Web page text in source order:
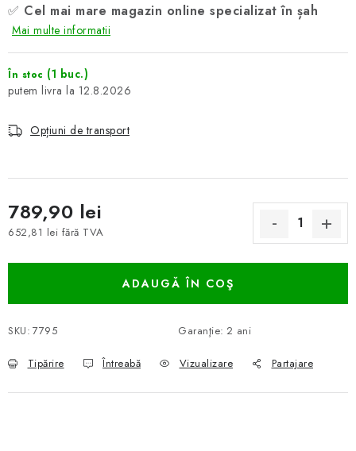
✅ Cel mai mare magazin online specializat în șah
Mai multe informatii
În stoc (1 buc.)
12.8.2026
Opțiuni de transport
789,90 lei
652,81 lei fără TVA
ADAUGĂ ÎN COŞ
SKU: 7795 Garanţie: 2 ani
Tipărire Întreabă Vizualizare Partajare